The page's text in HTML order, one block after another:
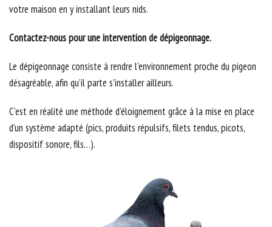
votre maison en y installant leurs nids.
Contactez-nous pour une intervention de dépigeonnage.
Le dépigeonnage consiste à rendre l’environnement proche du pigeon
désagréable, afin qu’il parte s’installer ailleurs.
C’est en réalité une méthode d’éloignement grâce à la mise en place
d’un système adapté (pics, produits répulsifs, filets tendus, picots,
dispositif sonore, fils…).